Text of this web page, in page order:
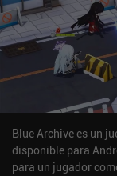
Blue Archive es un
disponible para
para un jugador